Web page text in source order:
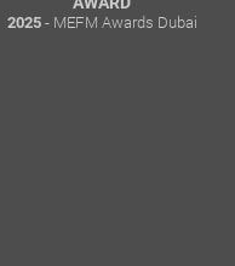
2025- MEFM Awards Dubai